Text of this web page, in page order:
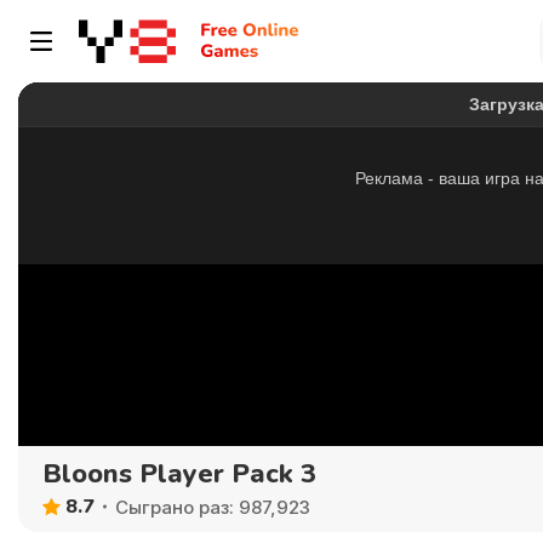
Bloons Player Pack 3
8.7 Сыграно раз: 987,923